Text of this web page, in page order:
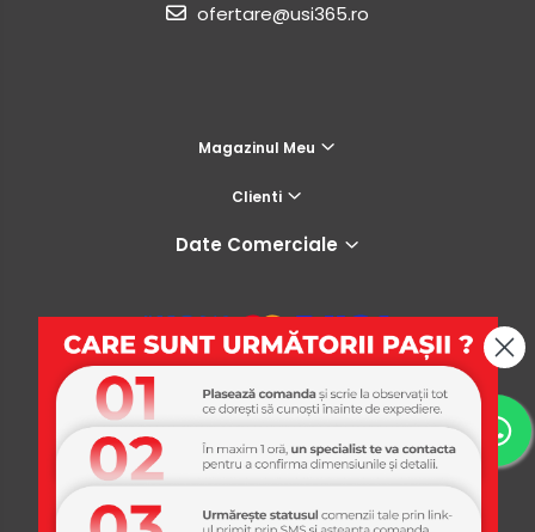
ofertare@usi365.ro
Magazinul Meu
Clienti
Date Comerciale
USI365